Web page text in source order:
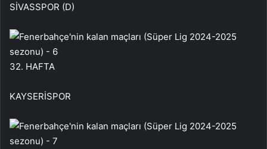
SİVASSPOR (D)
32. HAFTA
KAYSERİSPOR